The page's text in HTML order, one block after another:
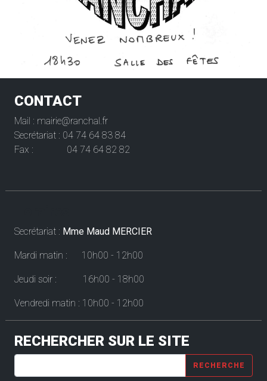
CONTACT
Mail : mairie@ranchal.fr
Secrétariat : 04 74 64 83 84
Fax : 04 74 64 82 82
Secrétariat : Mme Maud MERCIER
Mardi matin : 10h00 - 12h00
Jeudi soir : 16h00 - 18h00
Vendredi matin : 10h00 - 12h00
RECHERCHER SUR LE SITE
RECHERCHE